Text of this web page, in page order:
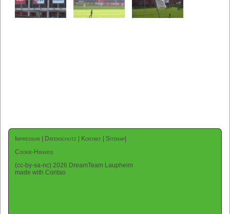
Impressum Datenschutz Kontakt Sitemap
Cookie-Hinweis
(cc-by-sa-nc) 2026 DreamTeam Laupheim
made with Contao